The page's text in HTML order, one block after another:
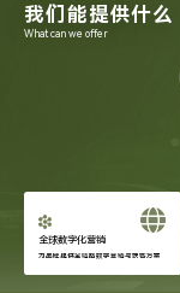
我们能提供什么
What can we offer
全球数字化营销
为品牌提供全链路数字营销与获客方案